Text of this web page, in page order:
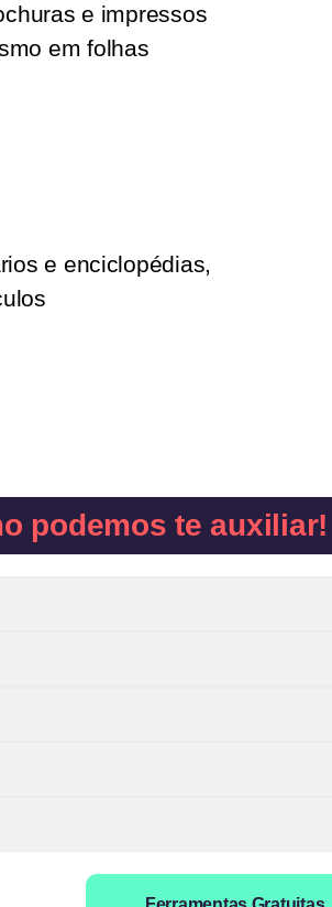
e impressos
em folhas
e enciclopédias,
podemos te auxiliar!